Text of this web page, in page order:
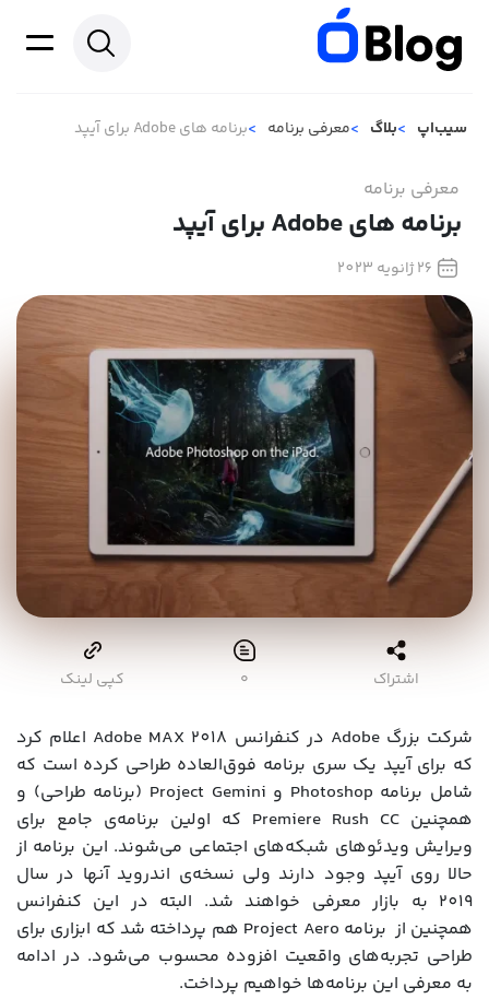
سیب‌اپ بلاگ معرفی برنامه برنامه های Adobe برای آیپد
معرفی برنامه
برنامه های Adobe برای آیپد
26 ژانویه 2023
اشتراک ۰ کپی لینک
شرکت بزرگ Adobe در کنفرانس Adobe MAX 2018 اعلام کرد
که برای آیپد یک سری برنامه فوق‌العاده طراحی کرده است که
شامل برنامه Photoshop و Project Gemini (برنامه طراحی) و
همچنین Premiere Rush CC که اولین برنامه‌ی جامع برای
ویرایش ویدئوهای شبکه‌های اجتماعی می‌شوند. این برنامه از
حالا روی آیپد وجود دارند ولی نسخه‌ی اندروید آنها در سال
2019 به بازار معرفی خواهند شد. البته در این کنفرانس
همچنین از برنامه Project Aero هم پرداخته شد که ابزاری برای
طراحی تجربه‌های واقعیت افزوده محسوب می‌شود. در ادامه
به معرفی این برنامه‌ها خواهیم پرداخت.